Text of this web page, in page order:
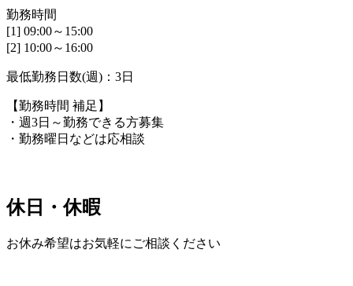
勤務時間
[1] 09:00～15:00
[2] 10:00～16:00
最低勤務日数(週)：3日
【勤務時間 補足】
・週3日～勤務できる方募集
・勤務曜日などは応相談
休日・休暇
お休み希望はお気軽にご相談ください